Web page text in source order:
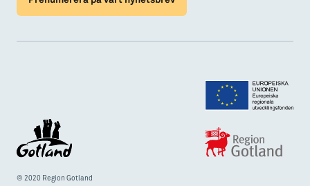
© 2020 Region Gotland